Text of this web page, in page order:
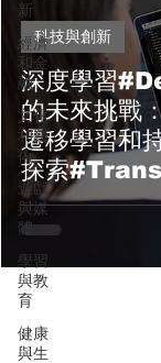
新
經濟
和金
融
文化
和藝
術
遊戲
與媒
體
學習
與教
育
健康
與生
深度學習
的未來挑戰
遷移學習和
探索
科技與創新